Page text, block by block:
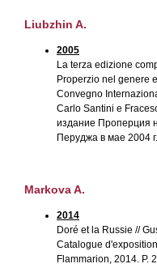
Liubzhin A.
2005
La terza edizione
Properzio nel genere
Convegno
Carlo Santini e
издание Проперция
Перуджа в мае 2004
Markova A.
2014
Doré et la Russie //
Catalogue
Flammarion, 2014. P.